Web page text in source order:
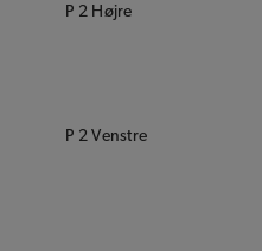
P 2 Højre
P 2 Venstre